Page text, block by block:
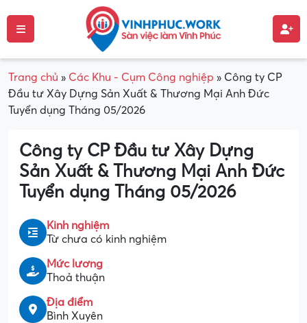
Trang chủ » Các Khu - Cụm Công nghiệp » Công ty CP
Đầu tư Xây Dựng Sản Xuất & Thương Mại Anh Đức
Tuyển dụng Tháng 05/2026
Công ty CP Đầu tư Xây Dựng
Sản Xuất & Thương Mại Anh Đức
Tuyển dụng Tháng 05/2026
Kinh nghiệm
Từ chưa có kinh nghiệm
Mức lương
Thoả thuận
Địa điểm
Bình Xuyên